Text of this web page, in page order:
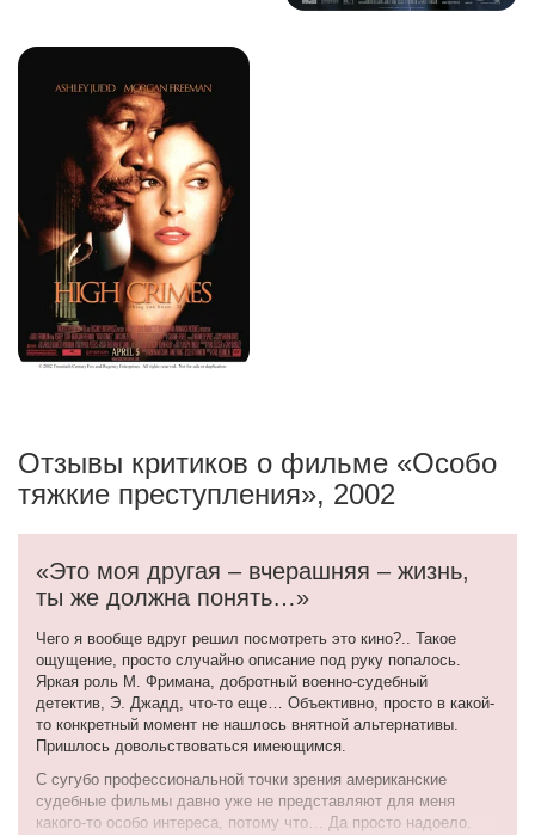
Отзывы критиков о фильме «Особо
тяжкие преступления», 2002
«Это моя другая – вчерашняя – жизнь,
ты же должна понять…»
Чего я вообще вдруг решил посмотреть это кино?.. Такое
ощущение, просто случайно описание под руку попалось.
Яркая роль М. Фримана, добротный военно-судебный
детектив, Э. Джадд, что-то еще… Объективно, просто в какой-
то конкретный момент не нашлось внятной альтернативы.
Пришлось довольствоваться имеющимся.
С сугубо профессиональной точки зрения американские
судебные фильмы давно уже не представляют для меня
какого-то особо интереса, потому что… Да просто надоело.